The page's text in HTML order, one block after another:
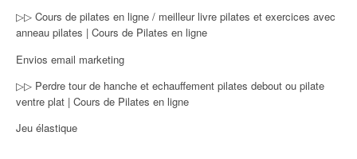
▷▷ Cours de pilates en ligne / meilleur livre pilates et exercices avec
anneau pilates | Cours de Pilates en ligne
Envios email marketing
▷▷ Perdre tour de hanche et echauffement pilates debout ou pilate
ventre plat | Cours de Pilates en ligne
Jeu élastique